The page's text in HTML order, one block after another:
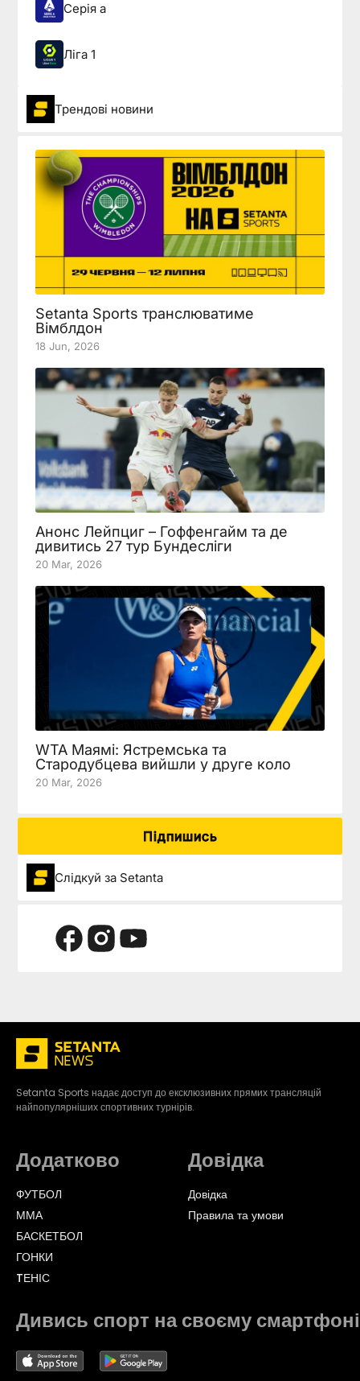
Серія а
Ліга 1
Трендові новини
Setanta Sports транслюватиме
Вімблдон
18 Jun, 2026
Анонс Лейпциг – Гоффенгайм та де
дивитись 27 тур Бундесліги
20 Mar, 2026
WTA Маямі: Ястремська та
Стародубцева вийшли у друге коло
20 Mar, 2026
Підпишись
Слідкуй за Setanta
Setanta Sports надає доступ до ексклюзивних прямих трансляцій
найпопулярніших спортивних турнірів.
Додатково
ФУТБОЛ
ММА
БАСКЕТБОЛ
ГОНКИ
TЕНІС
Довідка
Довідка
Правила та умови
Дивись спорт на своєму смартфоні